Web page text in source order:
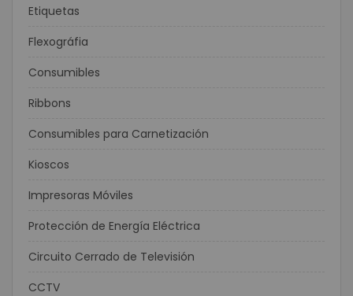
Etiquetas
Flexográfia
Consumibles
Ribbons
Consumibles para Carnetización
Kioscos
Impresoras Móviles
Protección de Energía Eléctrica
Circuito Cerrado de Televisión
CCTV